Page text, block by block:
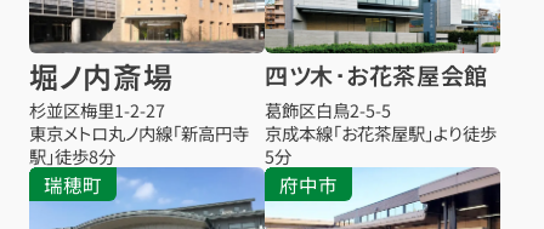
堀ノ内斎場
杉並区梅里1-2-27
東京メトロ丸ノ内線「新高円寺
駅」徒歩8分
四ツ木･お花茶屋会館
葛飾区白鳥2-5-5
京成本線「お花茶屋駅」より徒歩
5分
瑞穂町 府中市